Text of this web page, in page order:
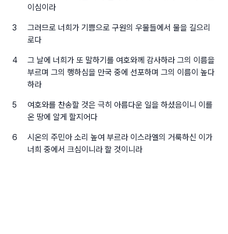
이심이라
3
그러므로 너희가 기쁨으로 구원의 우물들에서 물을 길으리
로다
4
그 날에 너희가 또 말하기를 여호와께 감사하라 그의 이름을
부르며 그의 행하심을 만국 중에 선포하며 그의 이름이 높다
하라
5
여호와를 찬송할 것은 극히 아름다운 일을 하셨음이니 이를
온 땅에 알게 할지어다
6
시온의 주민아 소리 높여 부르라 이스라엘의 거룩하신 이가
너희 중에서 크심이니라 할 것이니라